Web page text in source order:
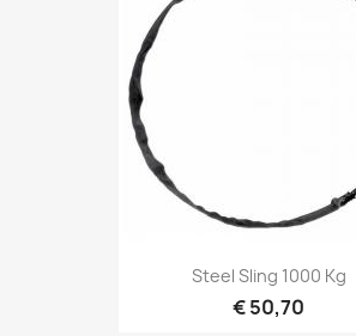
Snel bekijken
Steel Sling 1000 Kg
€ 50,70